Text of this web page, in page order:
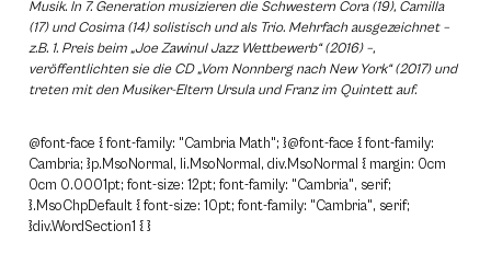
Musik. In 7. Generation musizieren die Schwestern Cora (19), Camilla
(17) und Cosima (14) solistisch und als Trio. Mehrfach ausgezeichnet –
z.B. 1. Preis beim „Joe Zawinul Jazz Wettbewerb“ (2016) –,
veröffentlichten sie die CD „Vom Nonnberg nach New York“ (2017) und
treten mit den Musiker-Eltern Ursula und Franz im Quintett auf.
@font-face { font-family: "Cambria Math"; }@font-face { font-family:
Cambria; }p.MsoNormal, li.MsoNormal, div.MsoNormal { margin: 0cm
0cm 0.0001pt; font-size: 12pt; font-family: "Cambria", serif;
}.MsoChpDefault { font-size: 10pt; font-family: "Cambria", serif;
}div.WordSection1 { }